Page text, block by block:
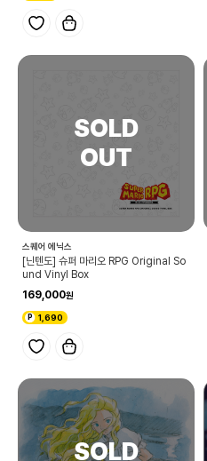
스퀘어 에닉스
[닌텐도] 슈퍼 마리오 RPG Original So
und Vinyl Box
169,000
1,690